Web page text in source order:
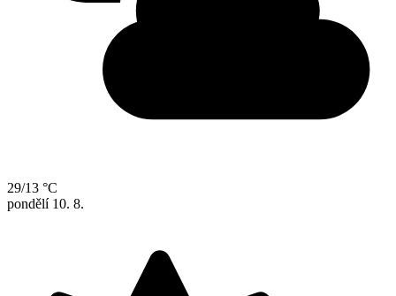
29/13 °C
pondělí 10. 8.